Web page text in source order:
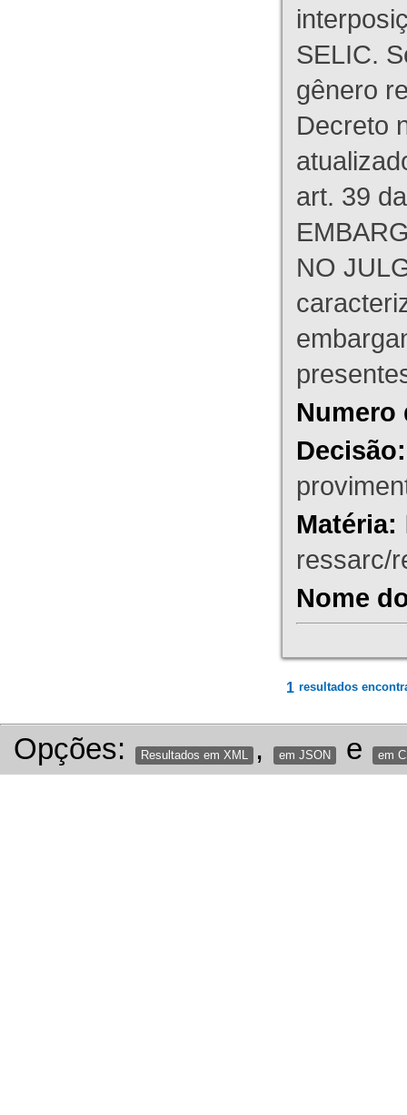
SELIC.
gênero
Decreto
art. 39
NO
Numero
Decisão:
Matéria:
ressarc/
Nome
1 resultados
Opções: Resultados em XML , em JSON e em